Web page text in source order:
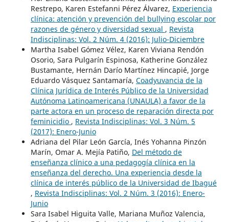
Restrepo, Karen Estefanni Pérez Álvarez, Experiencia
clínica: atención y prevención del bullying escolar por
razones de género y diversidad sexual , Revista
Indisciplinas: Vol. 2 Núm. 4 (2016): Julio-Diciembre
Martha Isabel Gómez Vélez, Karen Viviana Rendón
Osorio, Sara Pulgarín Espinosa, Katherine González
Bustamante, Hernán Darío Martínez Hincapié, Jorge
Eduardo Vásquez Santamaría, Coadyuvancia de la
Clínica Jurídica de Interés Público de la Universidad
Autónoma Latinoamericana (UNAULA) a favor de la
parte actora en un proceso de reparación directa por
feminicidio , Revista Indisciplinas: Vol. 3 Núm. 5
(2017): Enero-Junio
Adriana del Pilar León García, Inés Yohanna Pinzón
Marín, Omar A. Mejía Patiño, Del método de
enseñanza clínico a una pedagogía clínica en la
enseñanza del derecho. Una experiencia desde la
clínica de interés público de la Universidad de Ibagué
, Revista Indisciplinas: Vol. 2 Núm. 3 (2016): Enero-
Junio
Sara Isabel Higuita Valle, Mariana Muñoz Valencia,